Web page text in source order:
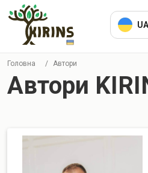
UA
Головна / Автори
Автори